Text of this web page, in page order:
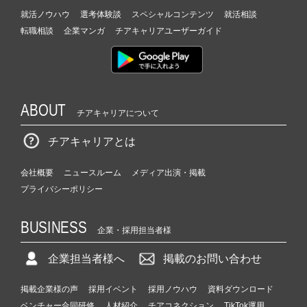
就活ノウハウ 選考体験談 スペシャルコンテンツ
就活相談
転職相談
企業マンガ チアキャリアユーザーガイド
ABOUT チアキャリアについて
チアキャリアとは
会社概要 ニュースルーム
メディア出演・掲載
プライバシーポリシー
BUSINESS 企業・採用担当者様
企業担当者様へ 掲載のお問い合わせ
掲載企業様の声 採用イベント 採用ノウハウ
資料ダウンロード